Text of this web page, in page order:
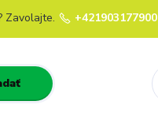
Zavolajte. +421903177900